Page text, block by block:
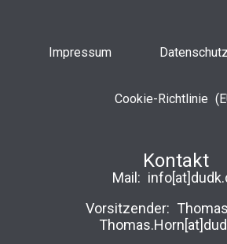
Impressum
Cookie-Richtlinie
Kontakt
Mail:
Vorsitzender: